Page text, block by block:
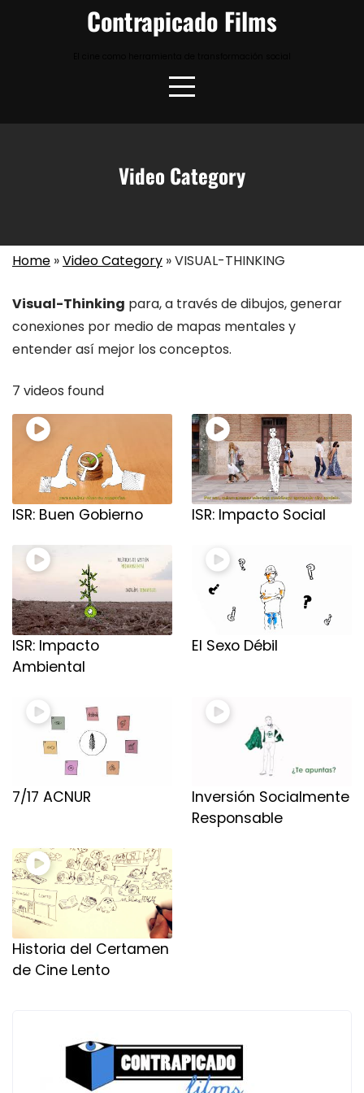
Contrapicado Films
Video Category
Home »Video Category »VISUAL-THINKING
Visual-Thinking para, a través de dibujos, generar
conexiones por medio de mapas mentales y
entender así mejor los conceptos.
7 videos found
ISR: Buen Gobierno ISR: Impacto Social
ISR: Impacto
Ambiental
El Sexo Débil
7/17 ACNUR
Inversión Socialmente
Responsable
Historia del Certamen
de Cine Lento